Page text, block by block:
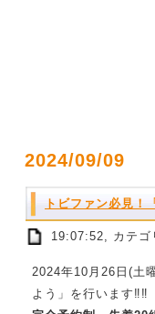
2024/09/09
トビファン必見！
19:07:52, カテゴ
2024年10月26日(土
よう」を行います‼‼